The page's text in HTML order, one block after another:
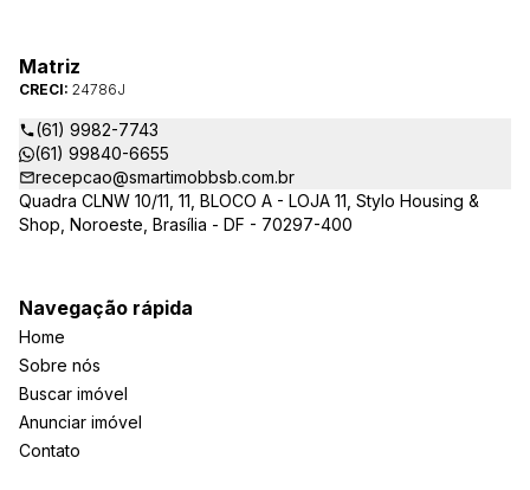
Matriz
CRECI: 24786J
(61) 9982-7743
(61) 99840-6655
recepcao@smartimobbsb.com.br
Quadra CLNW 10/11, 11, BLOCO A - LOJA 11, Stylo Housing &
Shop, Noroeste, Brasília - DF - 70297-400
Navegação rápida
Home
Sobre nós
Buscar imóvel
Anunciar imóvel
Contato